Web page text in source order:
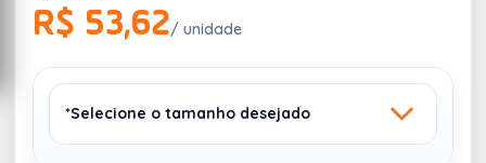
R$ 53,62/ unidade
*Selecione o tamanho desejado